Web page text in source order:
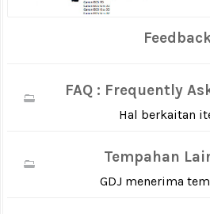
FAQ : Frequently
Hal berkaitan
Tempahan
GDJ menerima